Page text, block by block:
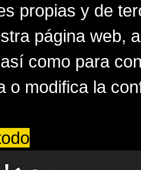
propias y de
página web,
como para
o modifica la